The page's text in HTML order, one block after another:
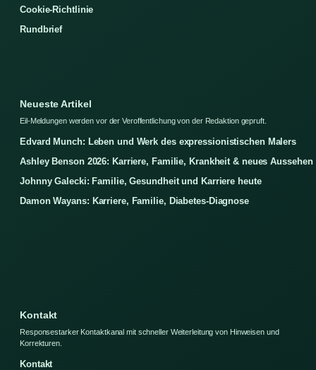
Cookie-Richtlinie
Rundbrief
Neueste Artikel
Eil-Meldungen werden vor der Veroffentlichung von der Redaktion gepruft.
Edvard Munch: Leben und Werk des expressionistischen Malers
Ashley Benson 2026: Karriere, Familie, Krankheit & neues Aussehen
Johnny Galecki: Familie, Gesundheit und Karriere heute
Damon Wayans: Karriere, Familie, Diabetes-Diagnose
Kontakt
Responsestarker Kontaktkanal mit schneller Weiterleitung von Hinweisen und
Korrekturen.
Kontakt